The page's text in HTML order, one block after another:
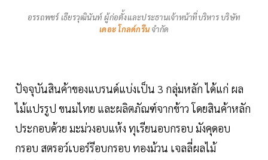
อรรถพชร์ เธียรวุฒินันท์ ผู้ก่อตั้งและประธานเจ้าหน้าที่บริหาร บริษัท
เดอะ โกลด์กรีนจำกัด
ปัจจุบันสินค้าของแบรนด์แบ่งเป็น 3 กลุ่มหลัก ได้แก่ ผล
ไม้แปรรูป ขนมไทย และผลิตภัณฑ์จากข้าว โดยสินค้าหลัก
ประกอบด้วย มะม่วงอบแห้ง ทุเรียนอบกรอบ มังคุดอบ
กรอบ สตรอว์เบอร์รีอบกรอบ ทองม้วน เจลลี่ผลไม้